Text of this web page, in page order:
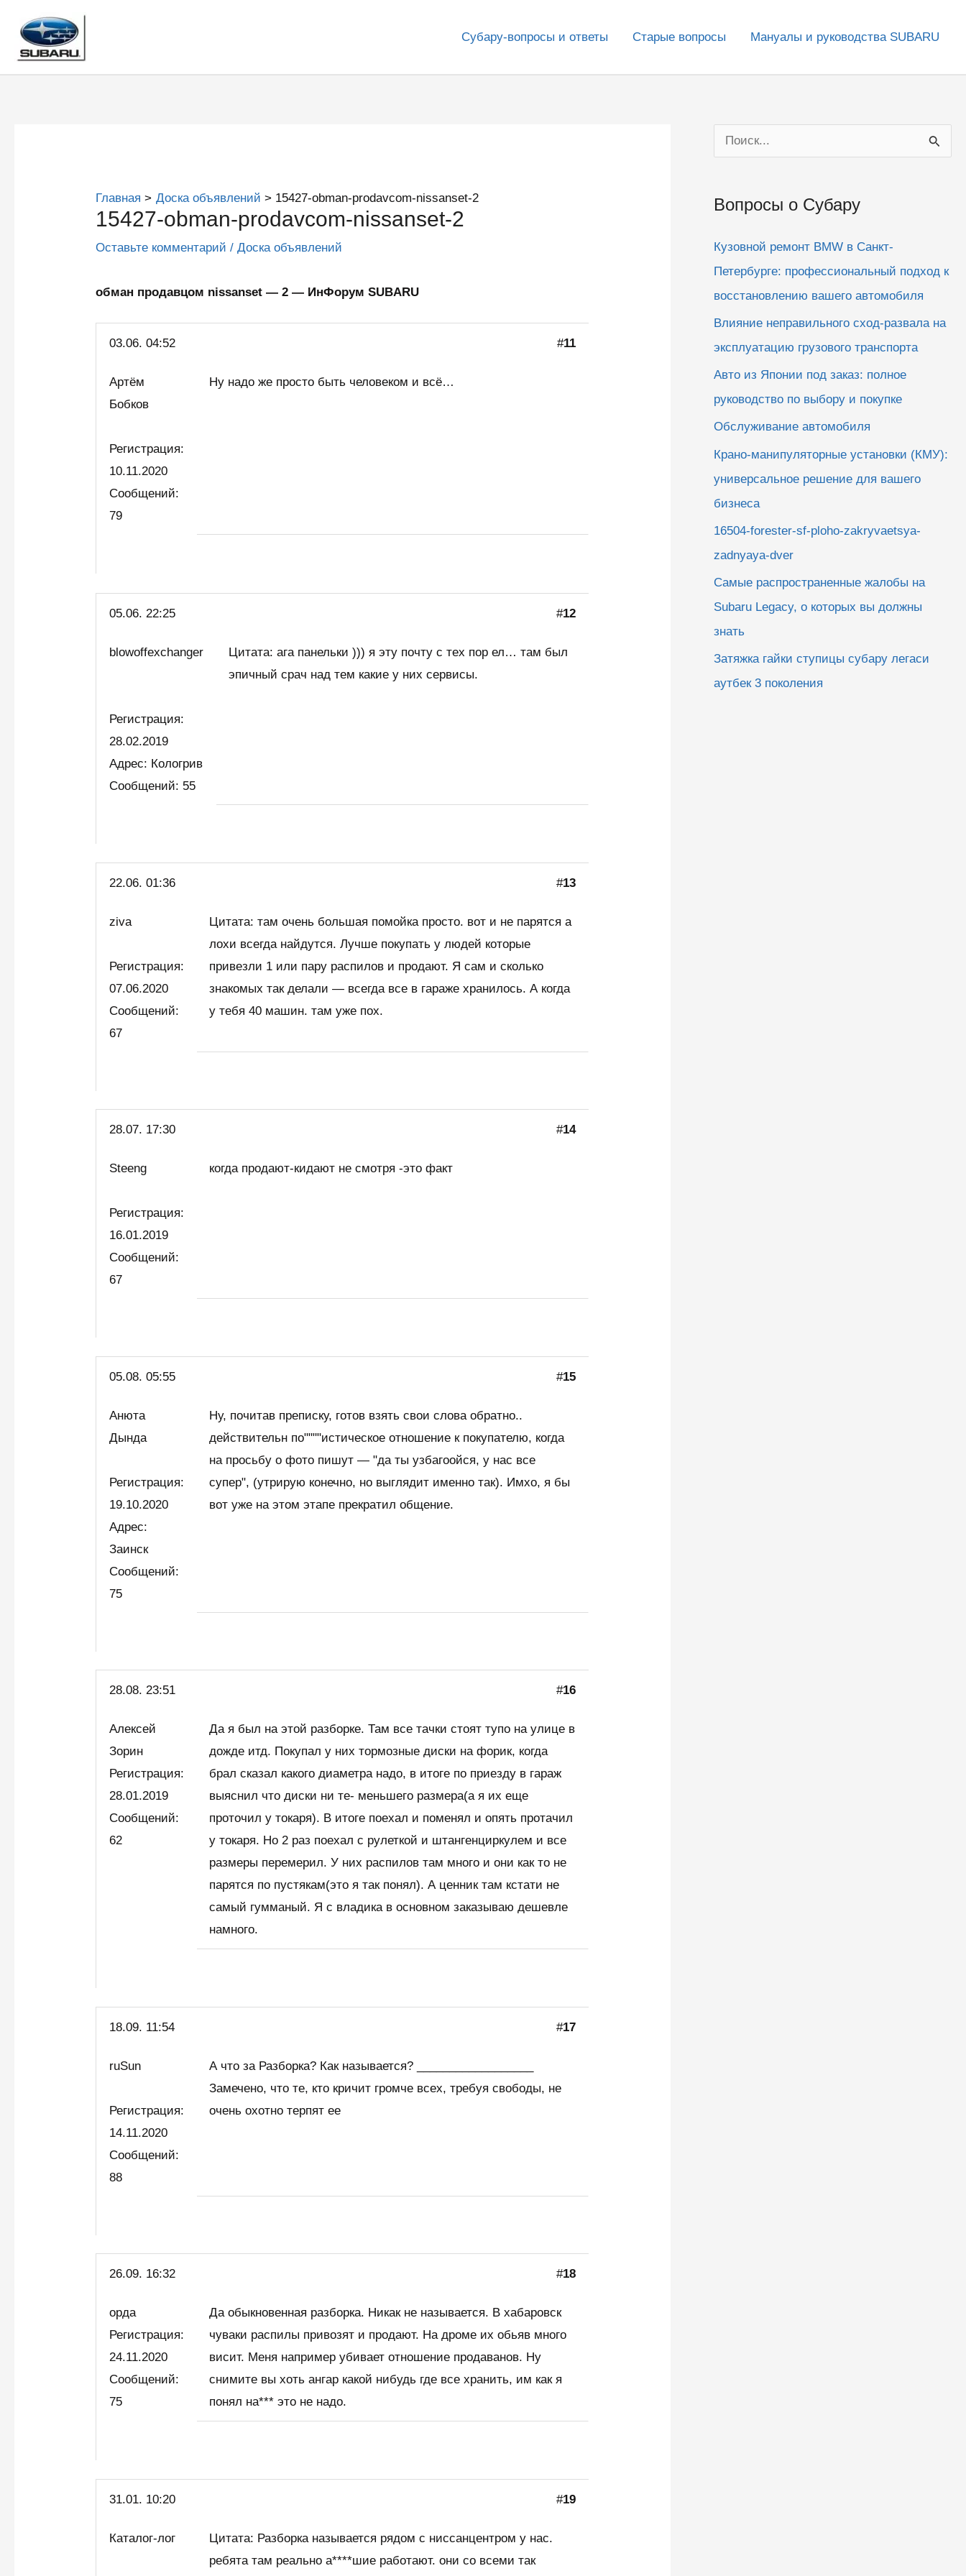
содержимому
Субару-вопросы и ответы Старые вопросы Мануалы и руководства SUBARU
Главная Доска объявлений 15427-obman-prodavcom-nissanset-2
15427-obman-prodavcom-nissanset-2
Оставьте комментарий /Доска объявлений
обман продавцом nissanset — 2 — ИнФорум SUBARU
03.06. 04:52 #11
Артём
Бобков
Регистрация:
10.11.2020
Сообщений:
79
Ну надо же просто быть человеком и всё…
05.06. 22:25 #12
blowoffexchanger
Регистрация:
28.02.2019
Адрес: Кологрив
Сообщений: 55
Цитата: ага панельки ))) я эту почту с тех пор ел… там был
эпичный срач над тем какие у них сервисы.
22.06. 01:36 #13
ziva
Регистрация:
07.06.2020
Сообщений:
67
Цитата: там очень большая помойка просто. вот и не парятся а
лохи всегда найдутся. Лучше покупать у людей которые
привезли 1 или пару распилов и продают. Я сам и сколько
знакомых так делали — всегда все в гараже хранилось. А когда
у тебя 40 машин. там уже пох.
28.07. 17:30 #14
Steeng
Регистрация:
16.01.2019
Сообщений:
67
когда продают-кидают не смотря -это факт
05.08. 05:55 #15
Анюта
Дында
Регистрация:
19.10.2020
Адрес:
Заинск
Сообщений:
75
Ну, почитав преписку, готов взять свои слова обратно..
действительн по""""истическое отношение к покупателю, когда
на просьбу о фото пишут — "да ты узбагоойся, у нас все
супер", (утрирую конечно, но выглядит именно так). Имхо, я бы
вот уже на этом этапе прекратил общение.
28.08. 23:51 #16
Алексей
Зорин
Регистрация:
28.01.2019
Сообщений:
62
Да я был на этой разборке. Там все тачки стоят тупо на улице в
дожде итд. Покупал у них тормозные диски на форик, когда
брал сказал какого диаметра надо, в итоге по приезду в гараж
выяснил что диски ни те- меньшего размера(а я их еще
проточил у токаря). В итоге поехал и поменял и опять протачил
у токаря. Но 2 раз поехал с рулеткой и штангенциркулем и все
размеры перемерил. У них распилов там много и они как то не
парятся по пустякам(это я так понял). А ценник там кстати не
самый гумманый. Я с владика в основном заказываю дешевле
намного.
18.09. 11:54 #17
ruSun
Регистрация:
14.11.2020
Сообщений:
88
А что за Разборка? Как называется? __________________
Замечено, что те, кто кричит громче всех, требуя свободы, не
очень охотно терпят ее
26.09. 16:32 #18
орда
Регистрация:
24.11.2020
Сообщений:
75
Да обыкновенная разборка. Никак не называется. В хабаровск
чуваки распилы привозят и продают. На дроме их обьяв много
висит. Меня например убивает отношение продаванов. Ну
снимите вы хоть ангар какой нибудь где все хранить, им как я
понял на*** это не надо.
31.01. 10:20 #19
Каталог-лог
Цитата: Разборка называется рядом с ниссанцентром у нас.
ребята там реально а****шие работают. они со всеми так
о
с
Вопросы о Субару
Кузовной ремонт BMW в Санкт-
Петербурге: профессиональный подход к
восстановлению вашего автомобиля
Влияние неправильного сход-развала на
эксплуатацию грузового транспорта
Авто из Японии под заказ: полное
руководство по выбору и покупке
Обслуживание автомобиля
Крано-манипуляторные установки (КМУ):
универсальное решение для вашего
бизнеса
16504-forester-sf-ploho-zakryvaetsya-
zadnyaya-dver
Самые распространенные жалобы на
Subaru Legacy, о которых вы должны
знать
Затяжка гайки ступицы субару легаси
аутбек 3 поколения